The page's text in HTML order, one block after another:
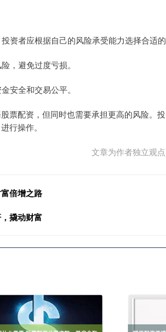
资者应根据自己的风险承受能力选择合适的
，避免过度亏损。
安全和交易公平。
票配资，但同时也需要承担更高的风险。
行操作。
文章为作者独立观
倍增之路
撬动财富